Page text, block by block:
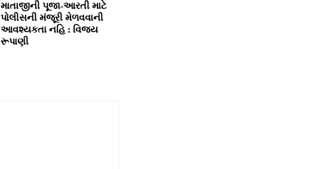
માતાજીની પૂજા-આરતી માટે
પોલીસની મંજૂરી મેળવવાની
આવશ્યકતા નહિ : વિજય
રૂપાણી